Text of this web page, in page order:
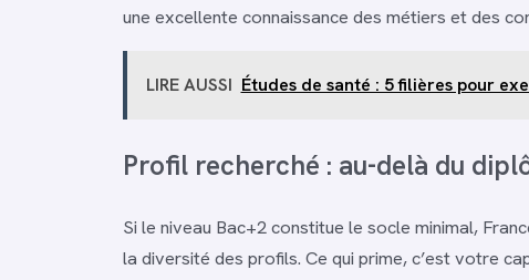
une excellente connaissance des métiers et des
LIRE AUSSI Études de santé : 5 filières pour
Profil recherché : au-delà du
Si le niveau Bac+2 constitue le socle minimal,
la diversité des profils. Ce qui prime, c’est votre